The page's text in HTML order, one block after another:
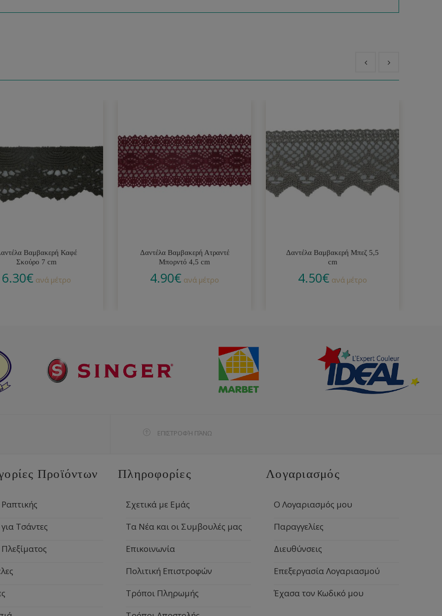
Βαμβακερή Καφέ
Σκούρο 7 cm
6.30€ ανά μέτρο
Δαντέλα Βαμβακερή Ατραντέ
Μπορντό 4,5 cm
4.90€ ανά μέτρο
Δαντέλα Βαμβακερή Μπεζ 5,5
cm
4.50€ ανά μέτρο
ΕΠΙΣΤΡΟΦΉ ΠΆΝΩ
Προϊόντων
Τσάντες
Πληροφορίες
Σχετικά με Εμάς
Τα Νέα και οι Συμβουλές μας
Επικοινωνία
Πολιτική Επιστροφών
Τρόποι Πληρωμής
Λογαριασμός
Ο Λογαριασμός μου
Παραγγελίες
Διευθύνσεις
Επεξεργασία Λογαριασμού
Έχασα τον Κωδικό μου